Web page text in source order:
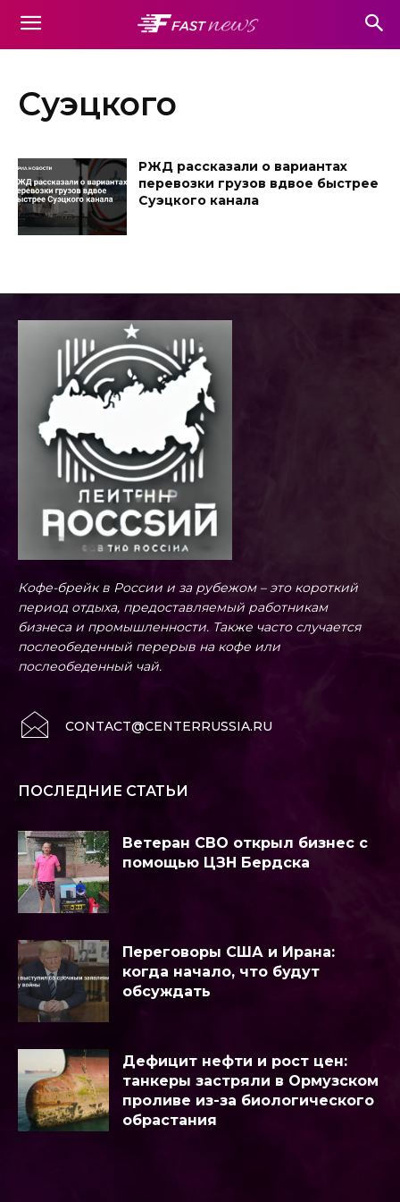
Суэцкого
РЖД рассказали о вариантах
перевозки грузов вдвое быстрее
Суэцкого канала
Кофе-брейк в России и за рубежом – это короткий
период отдыха, предоставляемый работникам
бизнеса и промышленности. Также часто случается
послеобеденный перерыв на кофе или
послеобеденный чай.
CONTACT@CENTERRUSSIA.RU
ПОСЛЕДНИЕ СТАТЬИ
Ветеран СВО открыл бизнес с
помощью ЦЗН Бердска
Переговоры США и Ирана:
когда начало, что будут
обсуждать
Дефицит нефти и рост цен:
танкеры застряли в Ормузском
проливе из-за биологического
обрастания